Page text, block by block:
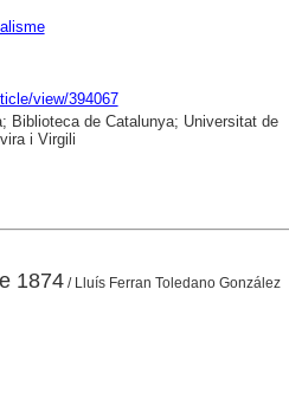
view/394067
Biblioteca de Catalunya; Universitat de
i Virgili
1874/ Lluís Ferran Toledano González